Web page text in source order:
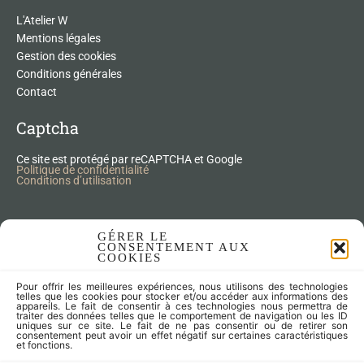
GÉRER LE
CONSENTEMENT AUX
COOKIES
Pour offrir les meilleures expériences, nous utilisons des technologies
telles que les cookies pour stocker et/ou accéder aux informations des
appareils. Le fait de consentir à ces technologies nous permettra de
traiter des données telles que le comportement de navigation ou les ID
uniques sur ce site. Le fait de ne pas consentir ou de retirer son
consentement peut avoir un effet négatif sur certaines caractéristiques
et fonctions.
L'Atelier W
Mentions légales
Gestion des cookies
Conditions générales
Contact
Captcha
Ce site est protégé par reCAPTCHA et Google
Politique de confidentialité
Conditions d’utilisation
Nos Produits Upcycling
Articles zéro déchet
Fleurs séchées
Lampes
Meubles